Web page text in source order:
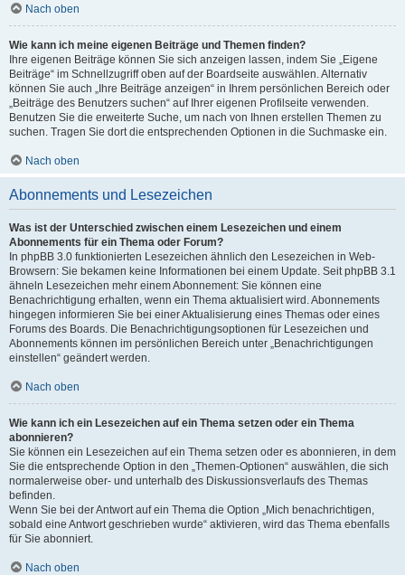
Nach oben
Wie kann ich meine eigenen Beiträge und Themen finden?
Ihre eigenen Beiträge können Sie sich anzeigen lassen, indem Sie „Eigene
Beiträge“ im Schnellzugriff oben auf der Boardseite auswählen. Alternativ
können Sie auch „Ihre Beiträge anzeigen“ in Ihrem persönlichen Bereich oder
„Beiträge des Benutzers suchen“ auf Ihrer eigenen Profilseite verwenden.
Benutzen Sie die erweiterte Suche, um nach von Ihnen erstellen Themen zu
suchen. Tragen Sie dort die entsprechenden Optionen in die Suchmaske ein.
Nach oben
Abonnements und Lesezeichen
Was ist der Unterschied zwischen einem Lesezeichen und einem
Abonnements für ein Thema oder Forum?
In phpBB 3.0 funktionierten Lesezeichen ähnlich den Lesezeichen in Web-
Browsern: Sie bekamen keine Informationen bei einem Update. Seit phpBB 3.1
ähneln Lesezeichen mehr einem Abonnement: Sie können eine
Benachrichtigung erhalten, wenn ein Thema aktualisiert wird. Abonnements
hingegen informieren Sie bei einer Aktualisierung eines Themas oder eines
Forums des Boards. Die Benachrichtigungsoptionen für Lesezeichen und
Abonnements können im persönlichen Bereich unter „Benachrichtigungen
einstellen“ geändert werden.
Nach oben
Wie kann ich ein Lesezeichen auf ein Thema setzen oder ein Thema
abonnieren?
Sie können ein Lesezeichen auf ein Thema setzen oder es abonnieren, in dem
Sie die entsprechende Option in den „Themen-Optionen“ auswählen, die sich
normalerweise ober- und unterhalb des Diskussionsverlaufs des Themas
befinden.
Wenn Sie bei der Antwort auf ein Thema die Option „Mich benachrichtigen,
sobald eine Antwort geschrieben wurde“ aktivieren, wird das Thema ebenfalls
für Sie abonniert.
Nach oben